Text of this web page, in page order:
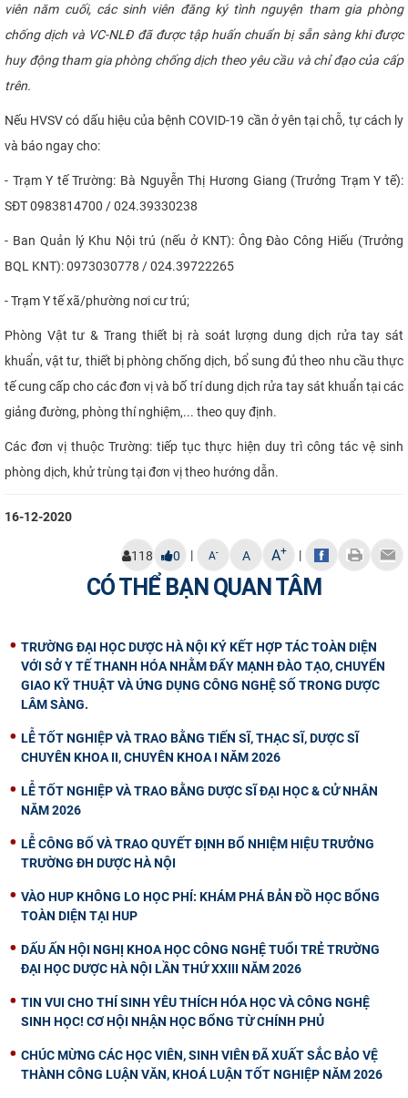
viên năm cuối, các sinh viên đăng ký tình nguyện tham gia phòng
chống dịch và VC-NLĐ đã được tập huấn chuẩn bị sẵn sàng khi được
huy động tham gia phòng chống dịch theo yêu cầu và chỉ đạo của cấp
trên.
Nếu HVSV có dấu hiệu của bệnh COVID-19 cần ở yên tại chỗ, tự cách ly
và báo ngay cho:
- Trạm Y tế Trường: Bà Nguyễn Thị Hương Giang (Trưởng Trạm Y tế):
SĐT 0983814700 / 024.39330238
- Ban Quản lý Khu Nội trú (nếu ở KNT): Ông Đào Công Hiếu (Trưởng
BQL KNT): 0973030778 / 024.39722265
- Trạm Y tế xã/phường nơi cư trú;
Phòng Vật tư & Trang thiết bị rà soát lượng dung dịch rửa tay sát
khuẩn, vật tư, thiết bị phòng chống dịch, bổ sung đủ theo nhu cầu thực
tếcung cấp cho các đơn vịvà bố trí dung dịch rửa tay sát khuẩn tại các
giảng đường, phòng thí nghiệm,... theo quy định.
Các đơn vị thuộc Trường: tiếp tục thực hiện duy trì công tác vệ sinh
phòng dịch, khử trùng tại đơn vị theo hướng dẫn.
16-12-2020
118 0 | A- A A+ |
CÓ THỂ BẠN QUAN TÂM
TRƯỜNG ĐẠI HỌC DƯỢC HÀ NỘI KÝ KẾT HỢP TÁC TOÀN DIỆN
VỚI SỞ Y TẾ THANH HÓA NHẰM ĐẨY MẠNH ĐÀO TẠO, CHUYỂN
GIAO KỸ THUẬT VÀ ỨNG DỤNG CÔNG NGHỆ SỐ TRONG DƯỢC
LÂM SÀNG.
LỄ TỐT NGHIỆP VÀ TRAO BẰNG TIẾN SĨ, THẠC SĨ, DƯỢC SĨ
CHUYÊN KHOA II, CHUYÊN KHOA I NĂM 2026
LỄ TỐT NGHIỆP VÀ TRAO BẰNG DƯỢC SĨ ĐẠI HỌC & CỬ NHÂN
NĂM 2026
LỄ CÔNG BỐ VÀ TRAO QUYẾT ĐỊNH BỔ NHIỆM HIỆU TRƯỞNG
TRƯỜNG ĐH DƯỢC HÀ NỘI
VÀO HUP KHÔNG LO HỌC PHÍ: KHÁM PHÁ BẢN ĐỒ HỌC BỔNG
TOÀN DIỆN TẠI HUP
DẤU ẤN HỘI NGHỊ KHOA HỌC CÔNG NGHỆ TUỔI TRẺ TRƯỜNG
ĐẠI HỌC DƯỢC HÀ NỘI LẦN THỨ XXIII NĂM 2026
TIN VUI CHO THÍ SINH YÊU THÍCH HÓA HỌC VÀ CÔNG NGHỆ
SINH HỌC! CƠ HỘI NHẬN HỌC BỔNG TỪ CHÍNH PHỦ
CHÚC MỪNG CÁC HỌC VIÊN, SINH VIÊN ĐÃ XUẤT SẮC BẢO VỆ
THÀNH CÔNG LUẬN VĂN, KHOÁ LUẬN TỐT NGHIỆP NĂM 2026